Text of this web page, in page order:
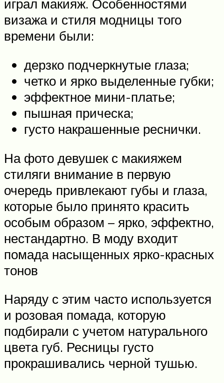
играл макияж. Особенностями
визажа и стиля модницы того
времени были:
дерзко подчеркнутые глаза;
четко и ярко выделенные губки;
эффектное мини-платье;
пышная прическа;
густо накрашенные реснички.
На фото девушек с макияжем
стиляги внимание в первую
очередь привлекают губы и глаза,
которые было принято красить
особым образом – ярко, эффектно,
нестандартно. В моду входит
помада насыщенных ярко-красных
тонов
Наряду с этим часто используется
и розовая помада, которую
подбирали с учетом натурального
цвета губ. Ресницы густо
прокрашивались черной тушью.